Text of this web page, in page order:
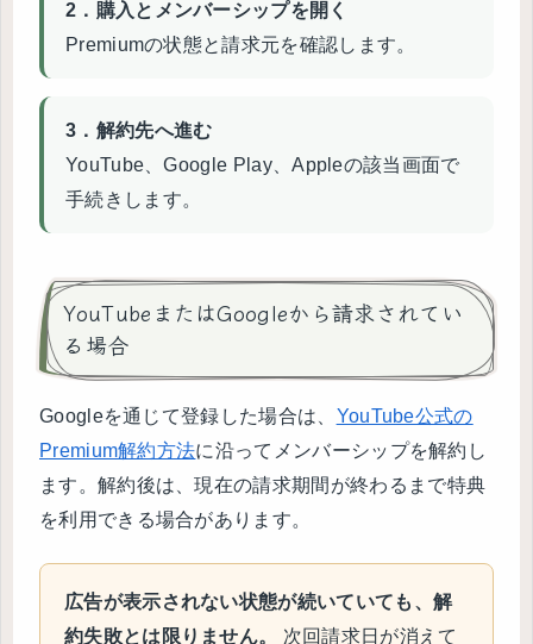
2．購入とメンバーシップを開く
Premiumの状態と請求元を確認します。
3．解約先へ進む
YouTube、Google Play、Appleの該当画面で
手続きします。
YouTubeまたはGoogleから請求されてい
る場合
Googleを通じて登録した場合は、 YouTube公式の
Premium解約方法に沿ってメンバーシップを解約し
ます。解約後は、現在の請求期間が終わるまで特典
を利用できる場合があります。
広告が表示されない状態が続いていても、解
約失敗とは限りません。
次回請求日が消えて